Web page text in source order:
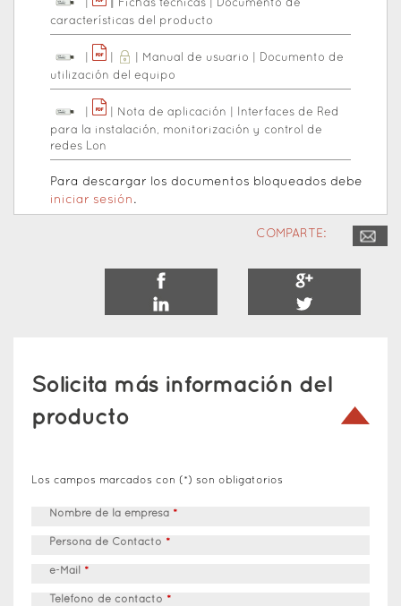
Fichas tecnicas
Documento de
características del producto
Manual de usuario
Documento de
utilización del equipo
Nota de aplicación
Interfaces de Red
para la instalación, monitorización y control de
redes Lon
Para descargar los documentos bloqueados debe
iniciar sesión .
COMPARTE:
Solicita más información del
producto
Los campos marcados con (*) son obligatorios
Nombre de la empresa *
Persona de Contacto *
e-Mail *
Teléfono de contacto *